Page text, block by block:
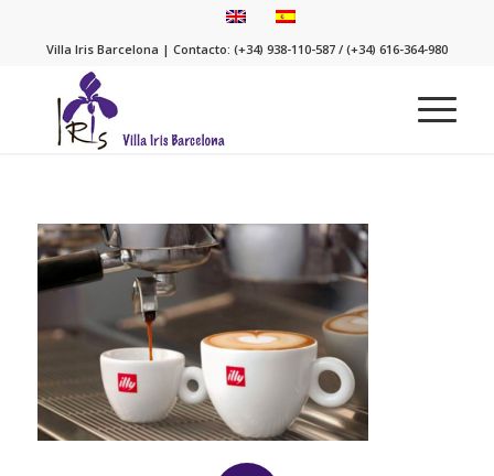
Villa Iris Barcelona | Contacto: (+34) 938-110-587 / (+34) 616-364-980